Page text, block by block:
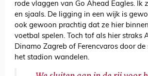
rode vlaggen van Go Ahead Eagles. Ik
en sjaals. De ligging in een wijk is
ook gewoon prachtig dat ze hier
voetbal spelen. Toch tof als hier straks
Dinamo Zagreb of Ferencvaros door
het stadion wandelen.